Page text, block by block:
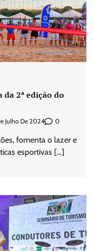
2ª edição do
Julho De 2024 0
fomenta o lazer e
esportivas […]